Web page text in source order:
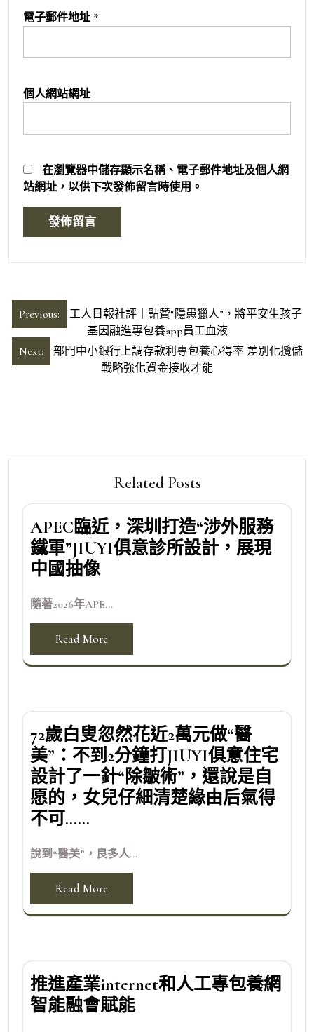
電子郵件地址 *
個人網站網址
在瀏覽器中儲存顯示名稱、電子郵件地址及個人網
站網址，以供下次發佈留言時使用。
文
章
導
Previous:
工人日報社評丨點贊“隱患獵人”，將平安生孩子
基因融進專包養app員工血液
Next:
部門中小銀行上調存款利專包養心得率 差別化攬儲
戰略強化資金接收才能
Related Posts
APEC臨近，深圳打造“涉外服務
鐵軍”JIUYI俱意診所設計，展現
中國抽像
隨著2026年APE...
Read More
72歲白叟忽然花近2萬元做“醫
美”：不到2分鐘打JIUYI俱意住宅
設計了一針“除皺術”，還說是自
愿的，女兒仔細清楚緣由后氣得
不可……
說到“醫美”，良多人...
Read More
推進產業internet和人工專包養網
智能融會賦能